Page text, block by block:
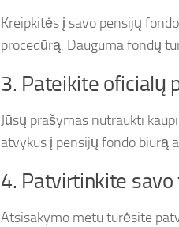
Kreipkitės į savo pensijų
procedūrą. Dauguma fondų
3. Pateikite oficialų
Jūsų prašymas nutraukti
atvykus į pensijų fondo biurą
4. Patvirtinkite
Atsisakymo metu turėsite